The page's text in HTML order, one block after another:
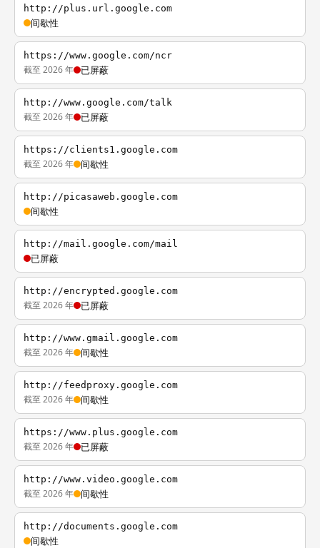
http://plus.url.google.com
间歇性
https://www.google.com/ncr
截至 2026 年 已屏蔽
http://www.google.com/talk
截至 2026 年 已屏蔽
https://clients1.google.com
截至 2026 年 间歇性
http://picasaweb.google.com
间歇性
http://mail.google.com/mail
已屏蔽
http://encrypted.google.com
截至 2026 年 已屏蔽
http://www.gmail.google.com
截至 2026 年 间歇性
http://feedproxy.google.com
截至 2026 年 间歇性
https://www.plus.google.com
截至 2026 年 已屏蔽
http://www.video.google.com
截至 2026 年 间歇性
http://documents.google.com
间歇性